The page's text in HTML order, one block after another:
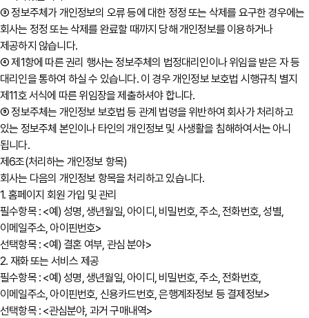
③ 정보주체가 개인정보의 오류 등에 대한 정정 또는 삭제를 요구한 경우에는
회사는 정정 또는 삭제를 완료할 때까지 당해 개인정보를 이용하거나
제공하지 않습니다.
④ 제1항에 따른 권리 행사는 정보주체의 법정대리인이나 위임을 받은 자 등
대리인을 통하여 하실 수 있습니다. 이 경우 개인정보 보호법 시행규칙 별지
제11호 서식에 따른 위임장을 제출하셔야 합니다.
⑤ 정보주체는 개인정보 보호법 등 관계 법령을 위반하여 회사가 처리하고
있는 정보주체 본인이나 타인의 개인정보 및 사생활을 침해하여서는 아니
됩니다.
제6조(처리하는 개인정보 항목)
회사는 다음의 개인정보 항목을 처리하고 있습니다.
1. 홈페이지 회원 가입 및 관리
필수항목 : <예) 성명, 생년월일, 아이디, 비밀번호, 주소, 전화번호, 성별,
이메일주소, 아이핀번호>
선택항목 : <예) 결혼 여부, 관심 분야>
2. 재화 또는 서비스 제공
필수항목 : <예) 성명, 생년월일, 아이디, 비밀번호, 주소, 전화번호,
이메일주소, 아이핀번호, 신용카드번호, 은행계좌정보 등 결제정보>
선택항목 : <관심분야, 과거 구매내역>